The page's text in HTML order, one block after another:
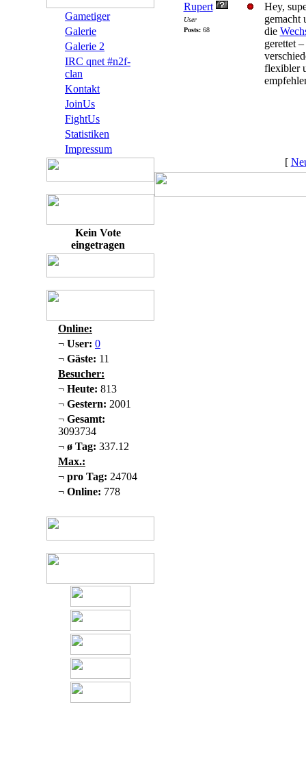
Gametiger
Galerie
Galerie 2
IRC qnet #n2f-
clan
Kontakt
JoinUs
FightUs
Statistiken
Impressum
Kein Vote
eingetragen
Online:
¬ User: 0
¬ Gäste: 11
Besucher:
¬ Heute: 813
¬ Gestern: 2001
¬ Gesamt:
3093734
¬ ø Tag: 337.12
Max.:
¬ pro Tag: 24704
¬ Online: 778
Rupert
User
Posts:68
Hey,
gemacht
die
gerettet
flexibler
[